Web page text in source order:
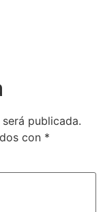
publicada.
con *